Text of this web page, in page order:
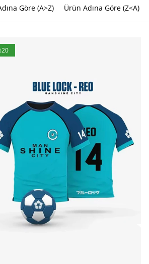
Göre (A>Z) Ürün Adına Göre (Z<A)